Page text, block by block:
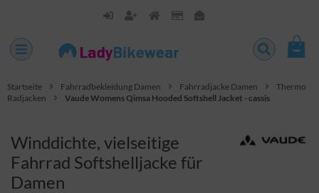
Startseite Fahrradbekleidung Damen Fahrradjacke Damen
Thermo
Radjacken
Vaude Womens Qimsa Hooded Softshell Jacket - cassis
Winddichte, vielseitige
Fahrrad Softshelljacke für
Damen